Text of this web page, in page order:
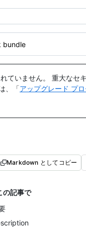
bundle
ていません。 重大なセ
、「アップグレード プ
Markdown としてコピー
の記事で